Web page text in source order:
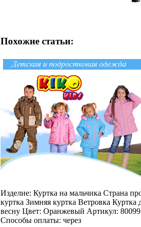
Похожие статьи:
Изделие: Куртка на мальчика Страна
куртка Зимняя куртка Ветровка
весну Цвет: Оранжевый Артикул:
Способы оплаты: через